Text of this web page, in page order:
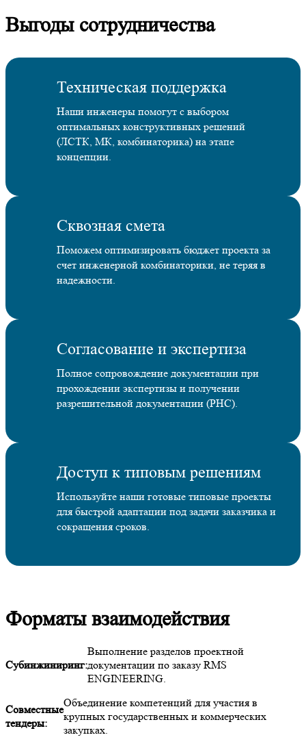
Выгоды сотрудничества
Техническая поддержка
Наши инженеры помогут с выбором
оптимальных конструктивных решений
(ЛСТК, МК, комбинаторика) на этапе
концепции.
Сквозная смета
Поможем оптимизировать бюджет проекта за
счет инженерной комбинаторики, не теряя в
надежности.
Согласование и экспертиза
Полное сопровождение документации при
прохождении экспертизы и получении
разрешительной документации (РНС).
Доступ к типовым решениям
Используйте наши готовые типовые проекты
для быстрой адаптации под задачи заказчика и
сокращения сроков.
Форматы взаимодействия
Субинжиниринг:
Выполнение разделов проектной
документации по заказу RMS
ENGINEERING.
Совместные
тендеры:
Объединение компетенций для участия в
крупных государственных и коммерческих
закупках.